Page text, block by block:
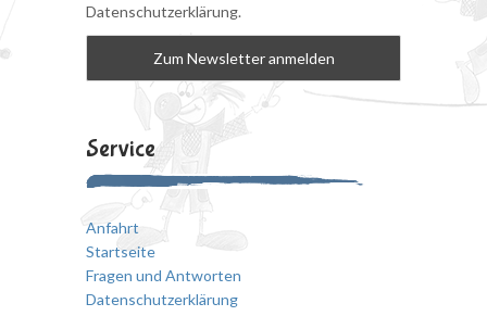
Datenschutzerklärung.
Service
Anfahrt
Startseite
Fragen und Antworten
Datenschutzerklärung